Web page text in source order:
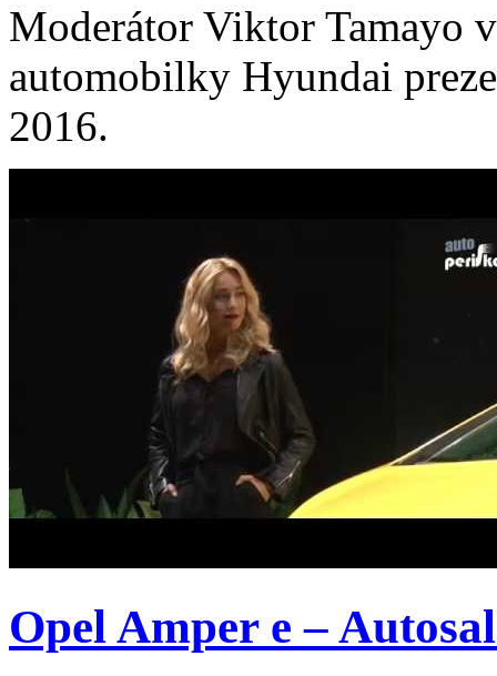
Moderátor Viktor Tamayo
automobilky Hyundai
2016.
Opel Amper e –